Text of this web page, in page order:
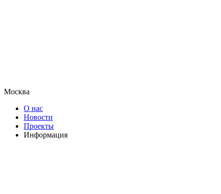
Москва
О нас
Новости
Проекты
Информация